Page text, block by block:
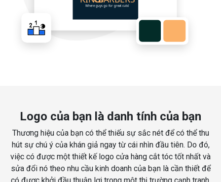
Logo của bạn là danh tính của bạn
Thương hiệu của bạn có thể thiếu sự sắc nét để có thể thu
hút sự chú ý của khán giả ngay từ cái nhìn đầu tiên. Do đó,
việc có được một thiết kế logo cửa hàng cắt tóc tốt nhất và
sửa đổi nó theo nhu cầu kinh doanh của bạn là cần thiết để